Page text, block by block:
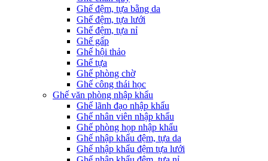
Ghế đệm, tựa bằng da
Ghế đệm, tựa lưới
Ghế đệm, tựa nỉ
Ghế gấp
Ghế hội thảo
Ghế tựa
Ghế phòng chờ
Ghế công thái học
Ghế văn phòng nhập khẩu
Ghế lãnh đạo nhập khẩu
Ghế nhân viên nhập khẩu
Ghế phòng họp nhập khẩu
Ghế nhập khẩu đệm, tựa da
Ghế nhập khẩu đệm tựa lưới